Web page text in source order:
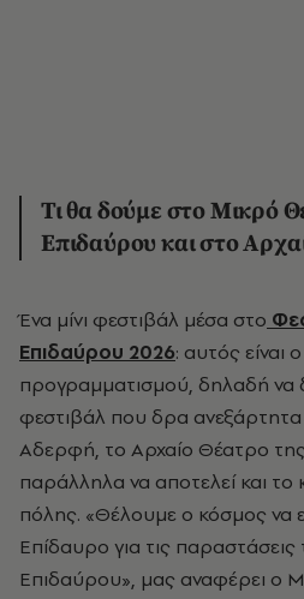
Τι θα δούμε στο Μικρό
Επιδαύρου και στο
Ένα μίνι φεστιβάλ μέσα στο
Επιδαύρου 2026: αυτός είναι
προγραμματισμού, δηλαδή να
φεστιβάλ που δρα
Αδερφή, το Αρχαίο Θέατρο
παράλληλα να αποτελεί και το
πόλης. «Θέλουμε ο κόσμος να
Επίδαυρο για τις
Επιδαύρου», μας αναφέρει ο